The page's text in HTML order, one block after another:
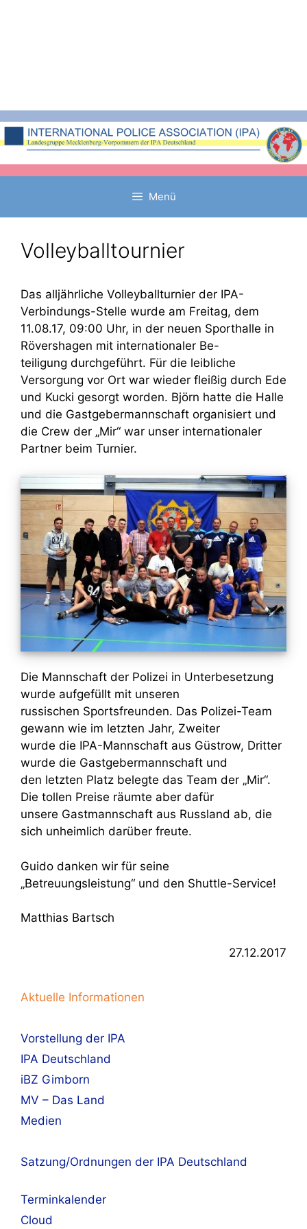
Menü
Volleyballtournier
Das alljährliche Volleyballturnier der IPA-
Verbindungs-Stelle wurde am Freitag, dem
11.08.17, 09:00 Uhr, in der neuen Sporthalle in
Rövershagen mit internationaler Be-
teiligung durchgeführt. Für die leibliche
Versorgung vor Ort war wieder fleißig durch Ede
und Kucki gesorgt worden. Björn hatte die Halle
und die Gastgebermannschaft organisiert und
die Crew der „Mir“ war unser internationaler
Partner beim Turnier.
Die Mannschaft der Polizei in Unterbesetzung
wurde aufgefüllt mit unseren
russischen Sportsfreunden. Das Polizei-Team
gewann wie im letzten Jahr, Zweiter
wurde die IPA-Mannschaft aus Güstrow, Dritter
wurde die Gastgebermannschaft und
den letzten Platz belegte das Team der „Mir“.
Die tollen Preise räumte aber dafür
unsere Gastmannschaft aus Russland ab, die
sich unheimlich darüber freute.
Guido danken wir für seine
„Betreuungsleistung“ und den Shuttle-Service!
Matthias Bartsch
27.12.2017
Aktuelle Informationen
Vorstellung der IPA
IPA Deutschland
iBZ Gimborn
MV – Das Land
Medien
Satzung/Ordnungen der IPA Deutschland
Terminkalender
Cloud